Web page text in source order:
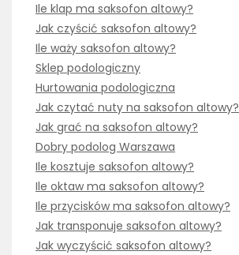
Ile klap ma saksofon altowy?
Jak czyścić saksofon altowy?
Ile waży saksofon altowy?
Sklep podologiczny
Hurtowania podologiczna
Jak czytać nuty na saksofon altowy?
Jak grać na saksofon altowy?
Dobry podolog Warszawa
Ile kosztuje saksofon altowy?
Ile oktaw ma saksofon altowy?
Ile przycisków ma saksofon altowy?
Jak transponuje saksofon altowy?
Jak wyczyścić saksofon altowy?